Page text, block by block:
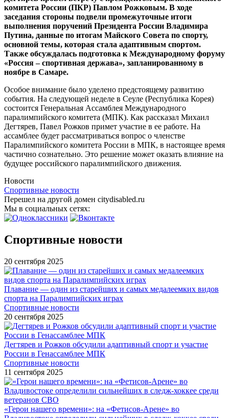
комитета России (ПКР) Павлом Рожковым. В ходе
заседания стороны подвели промежуточные итоги
выполнения поручений Президента России Владимира
Путина, данные по итогам Майского Совета по спорту,
основной темы, которая стала адаптивным спортом.
Также обсуждалась подготовка к Международному форуму
«Россия – спортивная держава», запланированному в
ноябре в Самаре.
Особое внимание было уделено предстоящему развитию
события. На следующей неделе в Сеуле (Республика Корея)
состоится Генеральная Ассамблея Международного
паралимпийского комитета (МПК). Как рассказал Михаил
Дегтярев, Павел Рожков примет участие в ее работе. На
ассамблее будет рассматриваться вопрос о членстве
Паралимпийского комитета России в МПК, в настоящее время
частично сознательно. Это решение может оказать влияние на
будущее российского паралимпийского движения.
Новости
Спортивные новости
Перешел на другой домен citydisabled.ru
Мы в социальных сетях:
Спортивные новости
20 сентября 2025
Плавание — один из старейших и самых медалеемких видов
спорта на Паралимпийских играх
Спортивные новости
20 сентября 2025
Дегтярев и Рожков обсудили адаптивный спорт и участие
России в Генассамблее МПК
Спортивные новости
11 сентября 2025
«Герои нашего времени»: на «Фетисов-Арене» во